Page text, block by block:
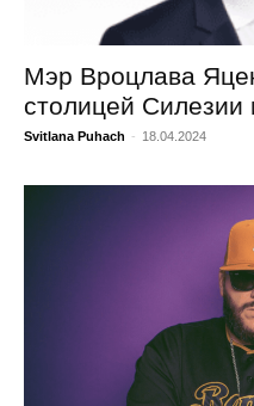
Мэр Вроцлава
столицей Силезии
Svitlana Puhach - 18.04.2024